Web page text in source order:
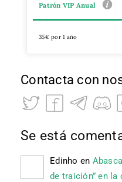
Patrón VIP Anual
35€ por 1 año
Contacta con
Se está
Edinho en
de traición” en la